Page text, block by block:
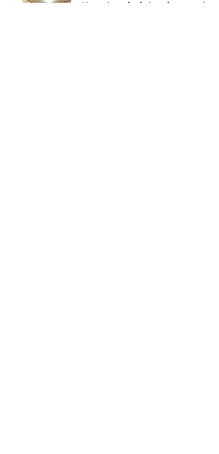
Արցախում անվտանգության